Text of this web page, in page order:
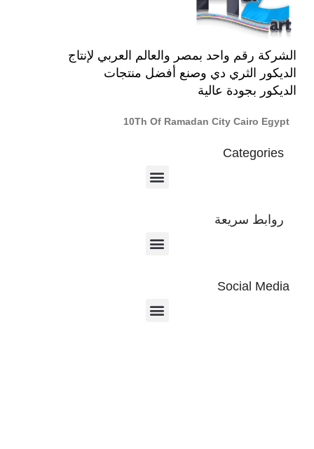
الشركة رقم واحد بمصر والعالم العربي لإنتاج
الديكور الثري دي وصنع أفضل منتجات
الديكور بجودة عالية
10Th Of Ramadan City Cairo Egypt
Categories
روابط سريعة
Social Media